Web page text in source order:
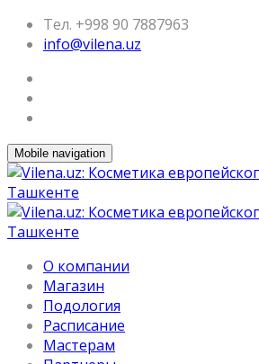
Тел. +998 90 7887963
info@vilena.uz
Mobile navigation
О компании
Магазин
Подология
Расписание
Мастерам